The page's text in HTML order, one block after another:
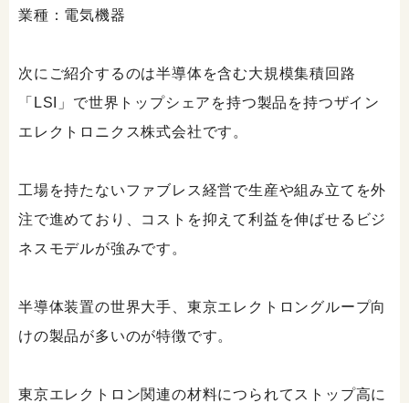
業種：電気機器
次にご紹介するのは半導体を含む大規模集積回路
「LSI」で世界トップシェアを持つ製品を持つザイン
エレクトロニクス株式会社です。
工場を持たないファブレス経営で生産や組み立てを外
注で進めており、コストを抑えて利益を伸ばせるビジ
ネスモデルが強みです。
半導体装置の世界大手、東京エレクトロングループ向
けの製品が多いのが特徴です。
東京エレクトロン関連の材料につられてストップ高に